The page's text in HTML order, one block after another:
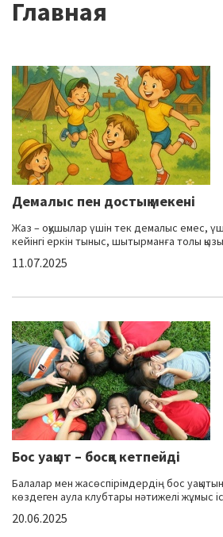
Главная
Демалыс пен достық мекені
Жаз – оқушылар үшін тек демалыс емес,
кейінгі еркін тыныс, шытырманға толы
11.07.2025
Бос уақыт – босқа кетпейді
Балалар мен жасөспірімдердің бос
көздеген аула клубтары нәтижелі жұмыс
20.06.2025